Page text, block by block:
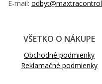
E-mail:
VŠETKO O NÁKUPE
Obchodné podmienky
Reklamačné podmienky